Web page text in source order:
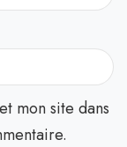
mon site dans